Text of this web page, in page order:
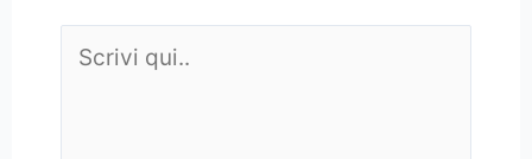
qui..